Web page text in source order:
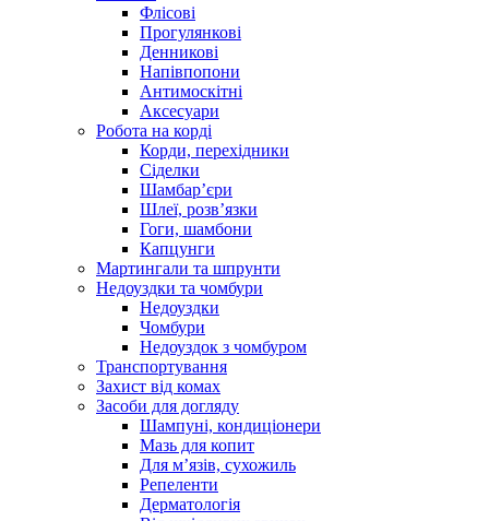
Флісові
Прогулянкові
Денникові
Напівпопони
Антимоскітні
Аксесуари
Робота на корді
Корди, перехідники
Сіделки
Шамбар’єри
Шлеї, розв’язки
Гоги, шамбони
Капцунги
Мартингали та шпрунти
Недоуздки та чомбури
Недоуздки
Чомбури
Недоуздок з чомбуром
Транспортування
Захист від комах
Засоби для догляду
Шампуні, кондиціонери
Мазь для копит
Для м’язів, сухожиль
Репеленти
Дерматологія